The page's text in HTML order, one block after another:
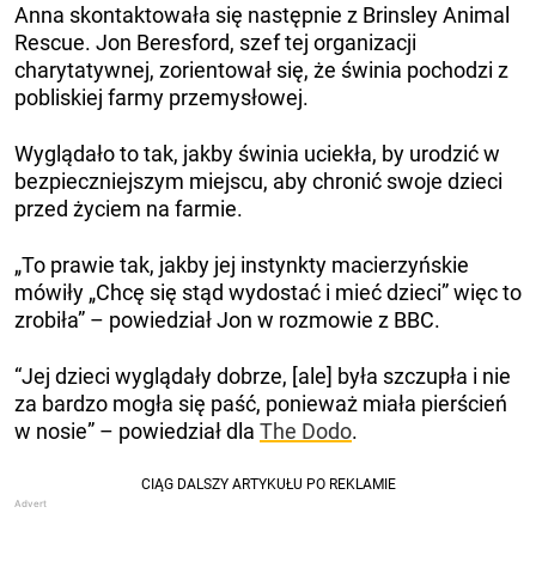
Anna skontaktowała się następnie z Brinsley Animal
Rescue. Jon Beresford, szef tej organizacji
charytatywnej, zorientował się, że świnia pochodzi z
pobliskiej farmy przemysłowej.
Wyglądało to tak, jakby świnia uciekła, by urodzić w
bezpieczniejszym miejscu, aby chronić swoje dzieci
przed życiem na farmie.
„To prawie tak, jakby jej instynkty macierzyńskie
mówiły „Chcę się stąd wydostać i mieć dzieci” więc to
zrobiła” – powiedział Jon w rozmowie z BBC.
“Jej dzieci wyglądały dobrze, [ale] była szczupła i nie
za bardzo mogła się paść, ponieważ miała pierścień
w nosie” – powiedział dla The Dodo.